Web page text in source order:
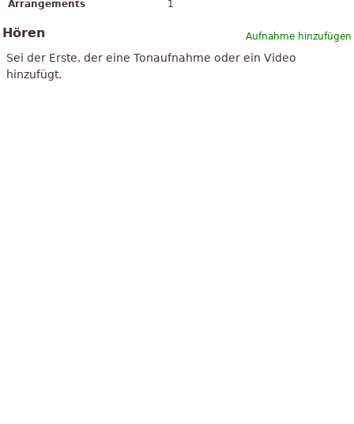
Arrangements
1
Aufnahme hinzufügen
Hören
Sei der Erste, der eine Tonaufnahme oder ein Video
hinzufügt.